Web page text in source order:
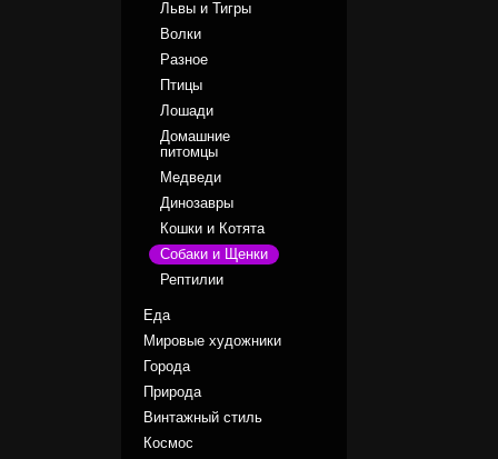
Львы и Тигры
Волки
Разное
Птицы
Лошади
Домашние
питомцы
Медведи
Динозавры
Кошки и Котята
Собаки и Щенки
Рептилии
Еда
Мировые художники
Города
Природа
Винтажный стиль
Космос